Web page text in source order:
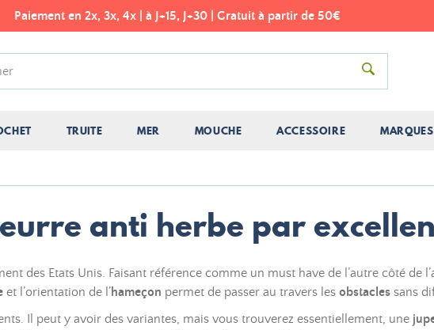
Paiement en 2x, 3x, 4x | à J+15, J+30 | Gratuit à partir de 50€
TRUITE MER MOUCHE ACCESSOIRE MARQUES
anti herbe par
des Etats Unis. Faisant référence comme un must have de l’autre côté de
et l’orientation de l’hameçon permet de passer au travers les obstacles sans
Il peut y avoir des variantes, mais vous trouverez essentiellement, une